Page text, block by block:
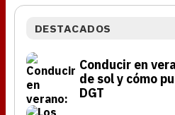
DESTACADOS
Conducir en
de sol y cómo
DGT